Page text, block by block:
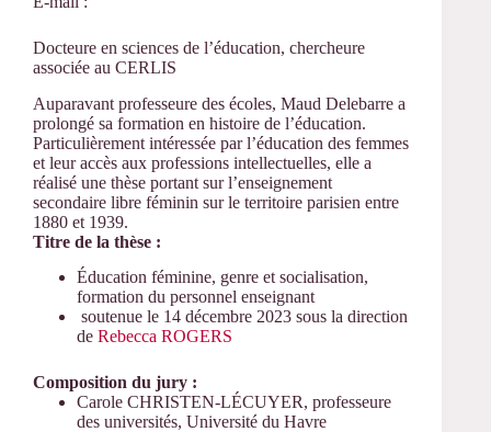
Docteure en sciences de l’éducation, chercheure
associée au CERLIS
Auparavant professeure des écoles, Maud Delebarre a
prolongé sa formation en histoire de l’éducation.
Particulièrement intéressée par l’éducation des femmes
et leur accès aux professions intellectuelles, elle a
réalisé une thèse portant sur l’enseignement
secondaire libre féminin sur le territoire parisien entre
1880 et 1939.
Titre de la thèse :
Éducation féminine, genre et socialisation,
formation du personnel enseignant
soutenue le 14 décembre 2023 sous la direction
de Rebecca ROGERS
Composition du jury :
Carole CHRISTEN-LÉCUYER, professeure
des universités, Université du Havre